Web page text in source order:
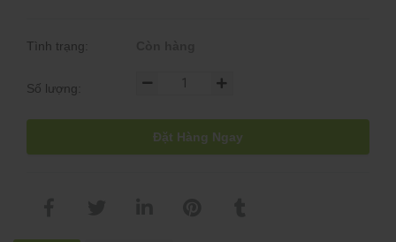
Tình trạng:
Số lượng:
Đặt Hàng Ngay